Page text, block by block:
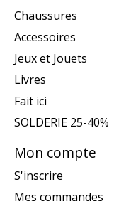
Chaussures
Accessoires
Jeux et Jouets
Livres
Fait ici
SOLDERIE 25-40%
Mon compte
S'inscrire
Mes commandes